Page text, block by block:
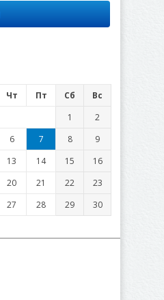
Чт Пт Сб
Вс
1
2
6 7 8
9
13 14 15
16
20 21 22
23
27 28 29
30